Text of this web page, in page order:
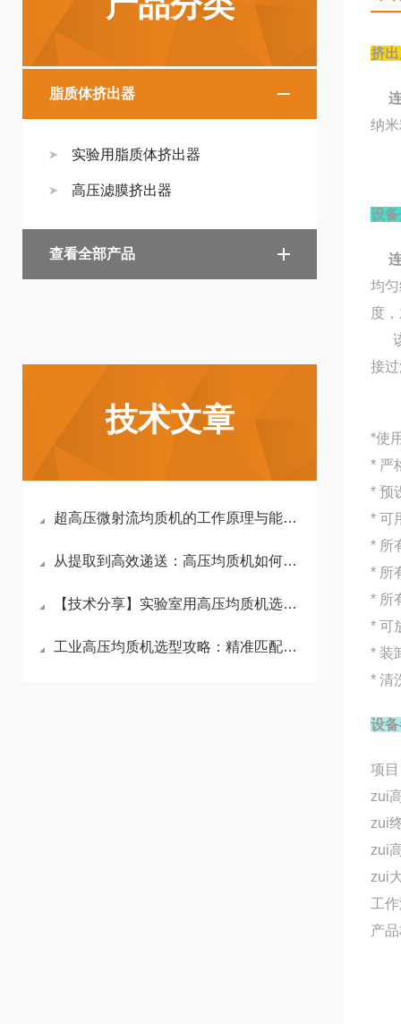
脂质体挤出器
实验用脂质体挤出器
高压滤膜挤出器
查看全部产品
技术文章
超高压微射流均质机的工作原理与能量耗散机制解析
从提取到高效递送：高压均质机如何突破姜黄素生物利用度瓶颈
【技术分享】实验室用高压均质机选型指南：压力、流量与物料特性的匹配
工业高压均质机选型攻略：精准匹配，赋能企业生产效能
挤
设
均
度
该
接
*使
* 严
* 预
* 可
* 所
* 所
* 所
* 可
* 装
* 清
设
zui
zui
zui
工